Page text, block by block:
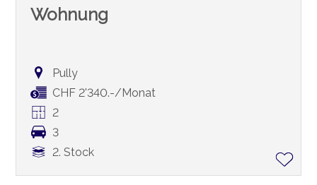
Wohnung
Pully
CHF 2'340.-/Monat
2
3
2. Stock